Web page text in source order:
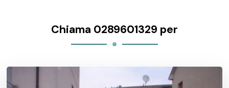
Chiama 0289601329 per